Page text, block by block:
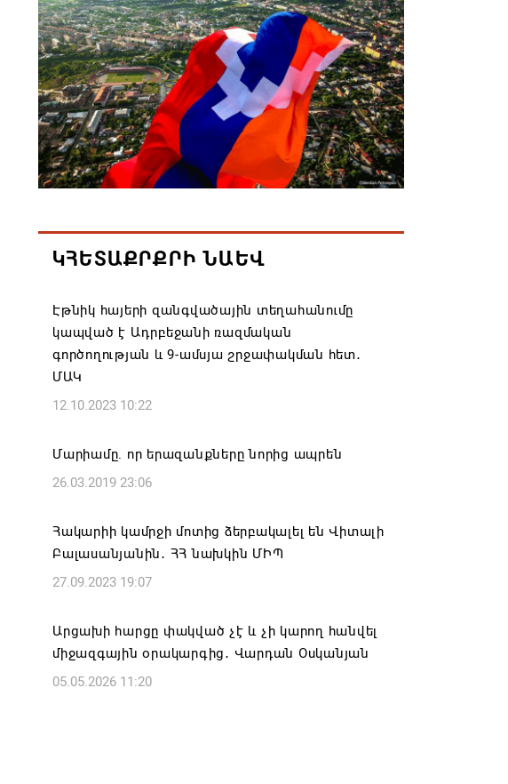
07.08.2026 16:57
Գարեգին Բ-ի և եպիսկոպոսների գործով
դատավորն ինքնաբացարկ է հայտնել
07.08.2026 16:55
Թուրքիան, Սաուդյան Արաբիան և Պակիստանը
ռազմական դաշինք ստեղծելու մասին
07.08.2026 16:43
և հեռացնելու ընթացակարգ չկա
07.08.2026 16:39
Կաթողիկոսի և 6 եպիսկոպոսի գործով դատական
նիստը կանցկացվի դռնփակ
ՀՐԱՎԻՐՈՒՄ ԵՆՔ ՄԻԱՍԻՆ ՆՇԵԼՈՒ ՏԱՇՏՈՒՆ
07.08.2026 16:21
Կապան համայնքի ղեկավար Գևորգ Փարսյանի
մեծածավալ աշխատանքներ՝ գյուղական
բնակավայրերում
07.08.2026 16:09
ԿՀԵՏԱՔՐՔՐԻ ՆԱԵՎ
Էթնիկ հայերի զանգվածային տեղահանումը
կապված է Ադրբեջանի ռազմական
գործողության և 9-ամսյա շրջափակման հետ․
ՄԱԿ
12.10.2023 10:22
Մարիամը. որ երազանքները նորից ապրեն
26.03.2019 23:06
Հակարիի կամրջի մոտից ձերբակալել են Վիտալի
Բալասանյանին․ ՀՀ նախկին ՄԻՊ
27.09.2023 19:07
Արցախի հարցը փակված չէ և չի կարող հանվել
միջազգային օրակարգից․ Վարդան Օսկանյան
05.05.2026 11:20